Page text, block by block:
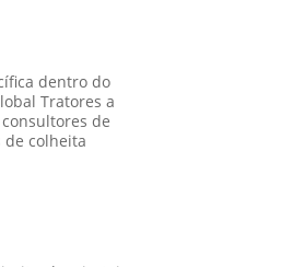
dentro do
Tratores a
de
de colheita